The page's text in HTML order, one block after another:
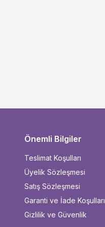
Önemli Bilgiler
Teslimat Koşulları
Üyelik Sözleşmesi
Satış Sözleşmesi
Garanti ve İade Koşulları
Gizlilik ve Güvenlik